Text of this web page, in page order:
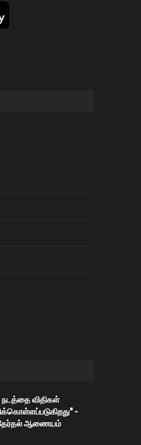
நடத்தை விதிகள்
-
தேர்தல் ஆணையம்